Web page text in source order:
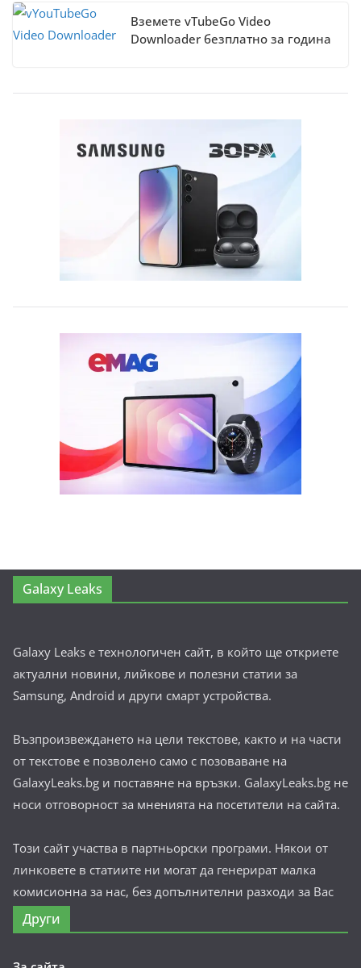
Вземете vTubeGo Video
Downloader безплатно за година
Galaxy Leaks
Galaxy Leaks е технологичен сайт, в който ще откриете
актуални новини, лийкове и полезни статии за
Samsung, Android и други смарт устройства.
Възпроизвеждането на цели текстове, както и на части
от текстове е позволено само с позоваване на
GalaxyLeaks.bg и поставяне на връзки. GalaxyLeaks.bg не
носи отговорност за мненията на посетители на сайта.
Този сайт участва в партньорски програми. Някои от
линковете в статиите ни могат да генерират малка
комисионна за нас, без допълнителни разходи за Вас
Други